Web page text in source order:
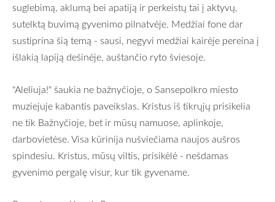
suglebimą, aklumą bei apatiją ir perkeistų tai į aktyvų,
sutelktą buvimą gyvenimo pilnatvėje. Medžiai fone dar
sustiprina šią temą - sausi, negyvi medžiai kairėje pereina į
išlakią lapiją dešinėje, auštančio ryto šviesoje.
"Aleliuja!" šaukia ne bažnyčioje, o Sansepolkro miesto
muziejuje kabantis paveikslas. Kristus iš tikrųjų prisikelia
ne tik Bažnyčioje, bet ir mūsų namuose, aplinkoje,
darbovietėse. Visa kūrinija nušviečiama naujos aušros
spindesiu. Kristus, mūsų viltis, prisikėlė - nešdamas
gyvenimo pergalę visur, kur tik gyvename.